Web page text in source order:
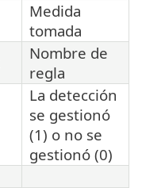
Medida
tomada
Nombre de
regla
La detección
se gestionó
(1) o no se
gestionó (0)